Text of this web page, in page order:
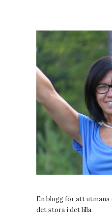
En blogg för att utmana
det stora i det lilla.